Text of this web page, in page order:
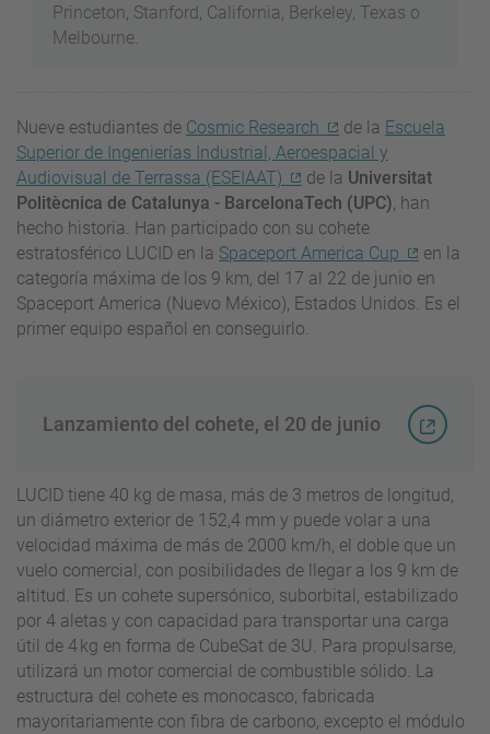
Princeton, Stanford, California, Berkeley, Texas o
Melbourne.
Nueve estudiantes de Cosmic Research de la Escuela
Superior de Ingenierías Industrial, Aeroespacial y
Audiovisual de Terrassa (ESEIAAT)
de la Universitat
Politècnica de Catalunya - BarcelonaTech (UPC), han
hecho historia. Han participado con su cohete
estratosférico LUCID en la Spaceport America Cup
en la
categoría máxima de los 9 km, del 17 al 22 de junio en
Spaceport America (Nuevo México), Estados Unidos. Es el
primer equipo español en conseguirlo.
Lanzamiento del cohete, el 20 de junio
LUCID tiene 40 kg de masa, más de 3 metros de longitud,
un diámetro exterior de 152,4 mm y puede volar a una
velocidad máxima de más de 2000 km/h, el doble que un
vuelo comercial, con posibilidades de llegar a los 9 km de
altitud. Es un cohete supersónico, suborbital, estabilizado
por 4 aletas y con capacidad para transportar una carga
útil de 4 kg en forma de CubeSat de 3U. Para propulsarse,
utilizará un motor comercial de combustible sólido. La
estructura del cohete es monocasco, fabricada
mayoritariamente con fibra de carbono, excepto el módulo